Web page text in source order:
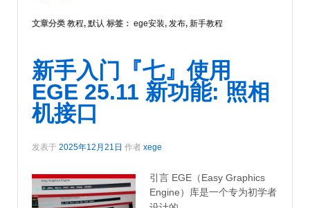
文章分类 教程, 默认 标签： ege安装, 发布, 新手教程
新手入门『七』使用
EGE 25.11 新功能: 照相
机接口
发表于 2025年12月21日 作者 xege
引言 EGE（Easy Graphics
Engine）库是一个专为初学者